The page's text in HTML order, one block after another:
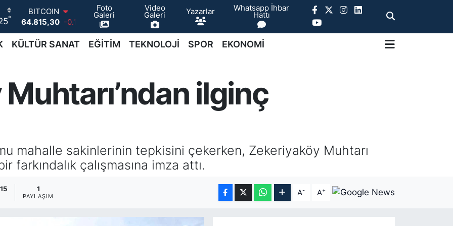
°
DOLAR
47,7436 0.18
EURO
55,2510 0.32
6660.55
0
BİST100
13.779
-14
Foto
Galeri
Video
Galeri Yazarlar Whatsapp İhbar
Hattı
KÜLTÜR SANAT EĞİTİM TEKNOLOJİ SPOR EKONOMİ
ilginç
mahalle sakinlerinin tepkisini çekerken, Zekeriyaköy Muhtarı
çalışmasına imza attı.
1
PAYLAŞIM A- A+